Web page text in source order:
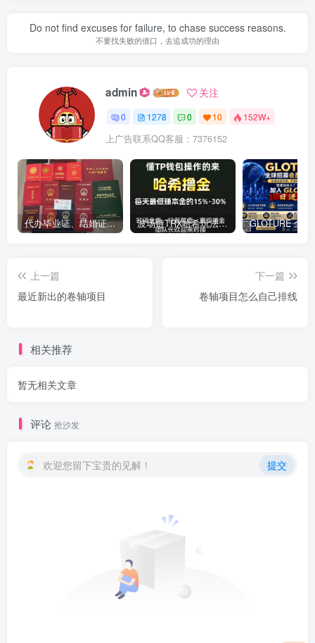
Do not find excuses for failure, to chase success reasons.
不要找失败的借口，去追成功的理由
admin 关注
0 1278 0 10 152W+
上广告联系QQ客服：7376152
代办毕业证、结婚证、房产证、不动产权证书、离婚证、中专/大专/高中 ​波场链TRX哈希玩法深度解析：低门槛也能实现稳定回报的新思路
上一篇
最近新出的卷轴项目
下一篇
卷轴项目怎么自己排线
相关推荐
暂无相关文章
评论 抢沙发
欢迎您留下宝贵的见解！ 提交